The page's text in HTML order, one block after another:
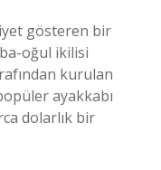
gösteren bir
oğul ikilisi
kurulan
ayakkabı
dolarlık bir